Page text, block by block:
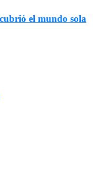
el mundo sola